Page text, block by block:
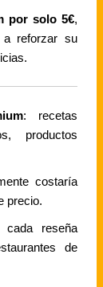
por solo 5€,
a reforzar su
: recetas
productos
costaría
precio.
cada reseña
de